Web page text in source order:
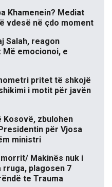
Khamenein? Mediat
vdesë në çdo moment
Salah, reagon
emocionoi, e
pritet të shkojë
i motit për javën
Kosovë, zbulohen
për Vjosa
ministri
Makinës nuk i
rruga, plagosen 7
te Trauma